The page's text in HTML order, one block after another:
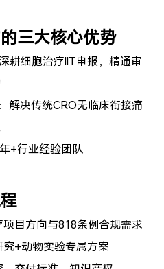
三大核心优势
耕细胞治疗IIT申报，精通审
：解决传统CRO无临床衔接痛
+行业经验团队
目方向与818条例合规需求
+动物实验专属方案